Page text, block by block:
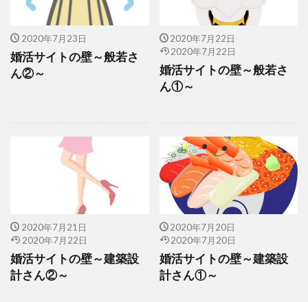
2020年7月23日
婚活サイトの壁～般若さ
ん②～
2020年7月22日
2020年7月22日
婚活サイトの壁～般若さ
ん①～
2020年7月21日
2020年7月22日
婚活サイトの壁～建築設
計さん②～
2020年7月20日
2020年7月20日
婚活サイトの壁～建築設
計さん①～